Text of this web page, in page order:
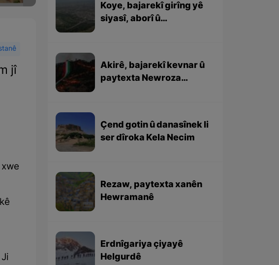
jî
Koye, bajarekî girîng yê
siyasî, aborî û
Akirê, bajarekî kevnar û
paytexta Newroza
Çend gotin û danasînek li
ser dîroka Kela Necim
Rezaw, paytexta xanên
Hewramanê
Erdnîgariya çiyayê
Helgurdê